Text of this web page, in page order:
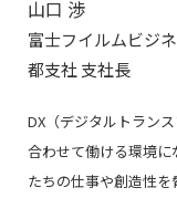
山口 渉
富士フイルムビジ
都支社 支社長
DX（デジタルトラン
合わせて働ける環境
たちの仕事や創造性